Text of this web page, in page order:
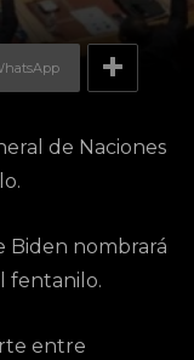
de Naciones
Biden nombrará
fentanilo.
entre